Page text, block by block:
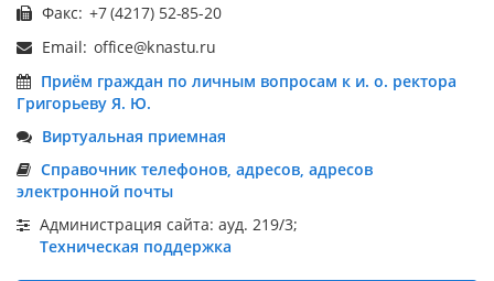
Факс:
Email:
Приём граждан по личным вопросам к и. о. ректора
Григорьеву Я. Ю.
Виртуальная приемная
Справочник телефонов, адресов, адресов
электронной почты
Администрация сайта: ауд. 219/3;
Техническая поддержка